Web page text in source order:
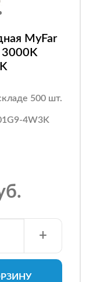
MyFar
3000K
500 шт.
4W3K
+